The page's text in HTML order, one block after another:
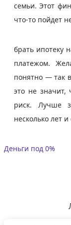
семьи. Этот
что-то пойдет
брать ипотеку
платежом.
понятно — так
это не
риск. Лучше
несколько лет
Деньги под 0%